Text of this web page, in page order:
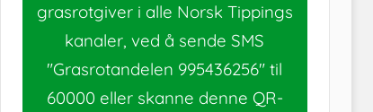
grasrotgiver i alle Norsk Tippings
kanaler, ved å sende SMS
"Grasrotandelen 995436256" til
60000 eller skanne denne QR-